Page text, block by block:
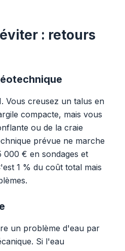
: retours
Vous creusez un talus en
compacte, mais vous
ou de la craie
prévue ne marche
000 € en sondages et
1 % du coût total mais
un problème d'eau par
Si l'eau